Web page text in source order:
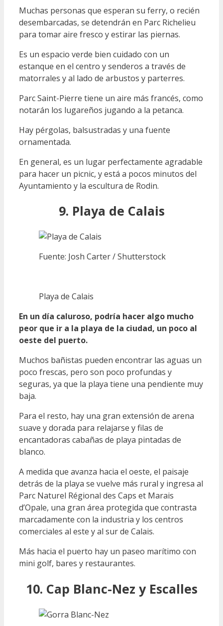
Muchas personas que esperan su ferry, o recién
desembarcadas, se detendrán en Parc Richelieu
para tomar aire fresco y estirar las piernas.
Es un espacio verde bien cuidado con un
estanque en el centro y senderos a través de
matorrales y al lado de arbustos y parterres.
Parc Saint-Pierre tiene un aire más francés, como
notarán los lugareños jugando a la petanca.
Hay pérgolas, balsustradas y una fuente
ornamentada.
En general, es un lugar perfectamente agradable
para hacer un picnic, y está a pocos minutos del
Ayuntamiento y la escultura de Rodin.
9. Playa de Calais
Fuente: Josh Carter / Shutterstock
Playa de Calais
En un día caluroso, podría hacer algo mucho
peor que ir a la playa de la ciudad, un poco al
oeste del puerto.
Muchos bañistas pueden encontrar las aguas un
poco frescas, pero son poco profundas y
seguras, ya que la playa tiene una pendiente muy
baja.
Para el resto, hay una gran extensión de arena
suave y dorada para relajarse y filas de
encantadoras cabañas de playa pintadas de
blanco.
A medida que avanza hacia el oeste, el paisaje
detrás de la playa se vuelve más rural y ingresa al
Parc Naturel Régional des Caps et Marais
d’Opale, una gran área protegida que contrasta
marcadamente con la industria y los centros
comerciales al este y al sur de Calais.
Más hacia el puerto hay un paseo marítimo con
mini golf, bares y restaurantes.
10. Cap Blanc-Nez y Escalles